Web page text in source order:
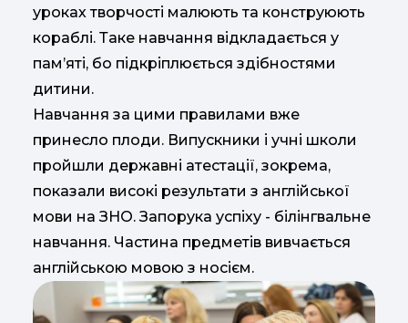
уроках творчості малюють та конструюють
кораблі. Таке навчання відкладається у
пам’яті, бо підкріплюється здібностями
дитини.
Навчання за цими правилами вже
принесло плоди. Випускники і учні школи
пройшли державні атестації, зокрема,
показали високі результати з англійської
мови на ЗНО. Запорука успіху - білінгвальне
навчання. Частина предметів вивчається
англійською мовою з носієм.